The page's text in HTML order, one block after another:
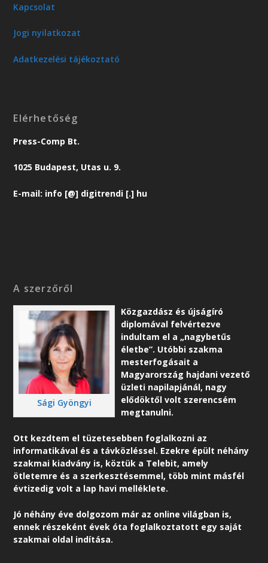
Kapcsolat
Jogi nyilatkozat
Adatkezelési tájékoztató
Elérhetőség
Press-Comp Bt.
1025 Budapest, Utas u. 9.
E-mail: info [@] digitrendi [.] hu
A szerzőről
Sági Gyöngyi
Közgazdász és újságíró
diplomával felvértezve
indultam el a „nagybetűs
életbe”. Utóbbi szakma
mesterfogásait a
Magyarország hajdani vezető
üzleti napilapjánál, nagy
elődöktől volt szerencsém
megtanulni.
Ott kezdtem el tüzetesebben foglalkozni az
informatikával és a távközléssel. Ezekre épült néhány
szakmai kiadvány is, köztük a Telebit, amely
ötletemre és a szerkesztésemmel, több mint másfél
évtizedig volt a lap havi melléklete.
Jó néhány éve dolgozom már az online világban is,
ennek részeként évek óta foglalkoztatott egy saját
szakmai oldal indítása.